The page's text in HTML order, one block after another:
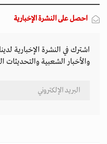
احصل على النشرة الإخبارية
اشترك في النشرة الإخبارية
والأخبار الشعبية والتحديثات